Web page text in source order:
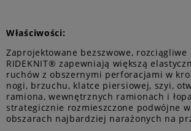
Właściwości:
Zaprojektowane bezszwowe, rozciągliwe
RIDEKNIT® zapewniają większą
ruchów z obszernymi perforacjami w
nogi, brzuchu, klatce piersiowej, szyi,
ramiona, wewnętrznych ramionach i
strategicznie rozmieszczone podwójne
obszarach najbardziej narażonych na